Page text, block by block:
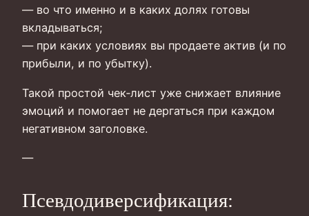
— во что именно и в каких долях готовы
вкладываться;
— при каких условиях вы продаете актив (и по
прибыли, и по убытку).
Такой простой чек‑лист уже снижает влияние
эмоций и помогает не дергаться при каждом
негативном заголовке.
—
Псевдодиверсификация: